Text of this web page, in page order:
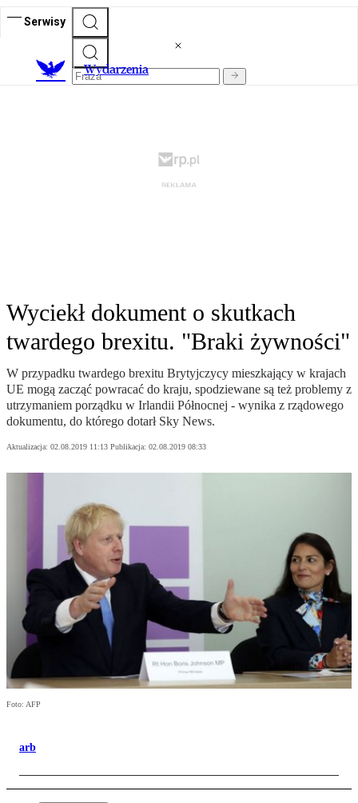
Serwisy
Wydarzenia
Wyciekł dokument o skutkach
twardego brexitu. "Braki żywności"
W przypadku twardego brexitu Brytyjczycy mieszkający w krajach
UE mogą zacząć powracać do kraju, spodziewane są też problemy z
utrzymaniem porządku w Irlandii Północnej - wynika z rządowego
dokumentu, do którego dotarł Sky News.
Aktualizacja: 02.08.2019 11:13 Publikacja: 02.08.2019 08:33
Foto: AFP
arb